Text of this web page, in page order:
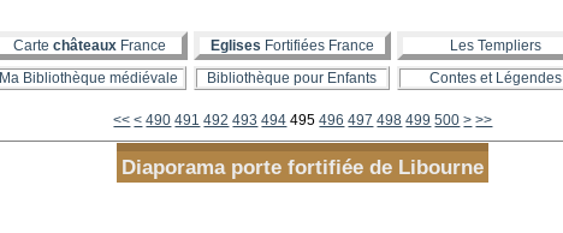
Carte châteauxFrance Eglises Fortifiées France Les Templiers
Ma Bibliothèque médiévale Bibliothèque pour Enfants Contes et Légendes
<< < 400
410
420
430
440
450
460
470
480
490 491 492 493 494 495 496 497 498 499 500 600
700
800
900
1000
> >>
Diaporama porte fortifiée de Libourne